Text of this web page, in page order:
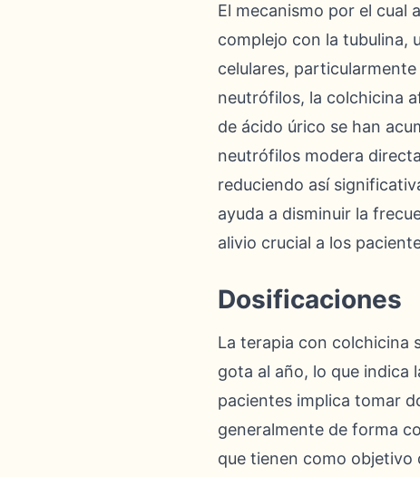
El mecanismo por el cual
complejo con la tubulina,
celulares,
neutrófilos, la colchicina
de ácido úrico se han
neutrófilos modera
reduciendo así
ayuda a disminuir la
alivio crucial a los
Dosificaciones
La terapia con colchicina
gota al año, lo que indica
pacientes implica tomar
generalmente de forma
que tienen como objetivo